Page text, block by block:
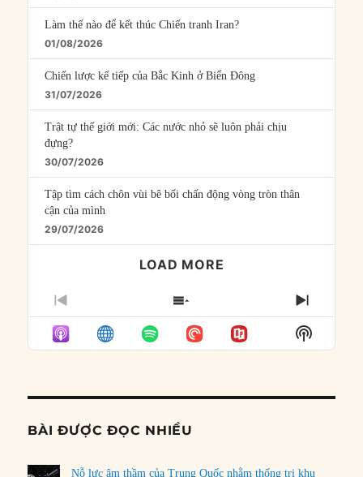
Làm thế nào để kết thúc Chiến tranh Iran?
01/08/2026
Chiến lược kế tiếp của Bắc Kinh ở Biển Đông
31/07/2026
Trật tự thế giới mới: Các nước nhỏ sẽ luôn phải chịu
đựng?
30/07/2026
Tập tìm cách chôn vùi bê bối chấn động vòng tròn thân
cận của mình
29/07/2026
LOAD MORE
PREVIOUS
EPISODE
SHOW
EPISODES
LIST
NEXT
Show
Podcast
BÀI ĐƯỢC ĐỌC NHIỀU
Nỗ lực âm thầm của Trung Quốc nhằm thống trị khu